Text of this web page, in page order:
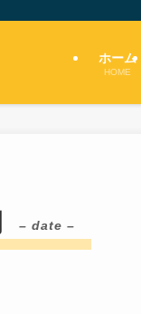
ホーム
HOME
– date –